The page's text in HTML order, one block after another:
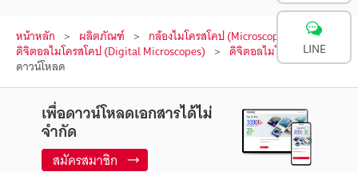
หน้าหลัก ผลิตภัณฑ์ กล้องไมโครสโคป (Microscopes)
ดิจิตอลไมโครสโคป (Digital Microscopes) ดิจิตอลไมโครสโคป
ดาวน์โหลด
เพื่อดาวน์โหลดเอกสารได้ไม่
จำกัด
สมัครสมาชิก
LINE